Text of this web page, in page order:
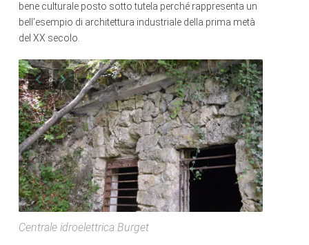
bene culturale posto sotto tutela perché rappresenta un
bell’esempio di architettura industriale della prima metà
del XX secolo.
Centrale idroelettrica Burget